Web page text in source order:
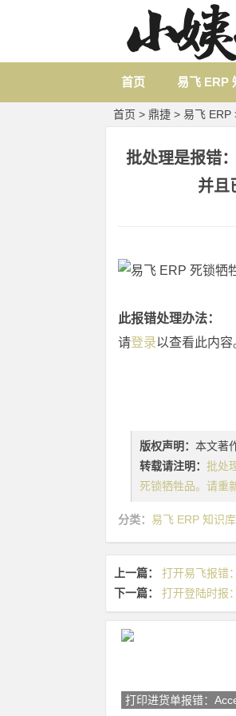
首页 易飞 ERP
首页 > 鼎捷 > 易飞 ERP
批处理是报错
并且
此报错处理办法：
请登录以查看此内容
版权声明：本文著
转载请注明：批处
死锁牺牲品。请重
分类： 易飞 ERP 知识库
上一篇：
打开易飞报错
下一篇：
打开登陆时报
打印进货单报错：